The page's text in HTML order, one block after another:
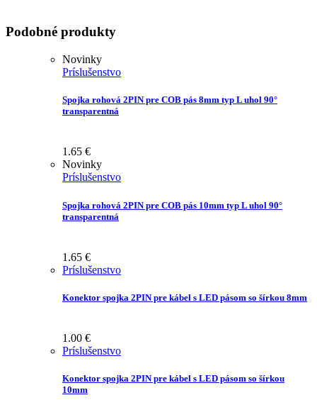
Podobné produkty
Novinky
Príslušenstvo
Spojka rohová 2PIN pre COB pás 8mm typ L uhol 90°
transparentná
1.65 €
Novinky
Príslušenstvo
Spojka rohová 2PIN pre COB pás 10mm typ L uhol 90°
transparentná
1.65 €
Príslušenstvo
Konektor spojka 2PIN pre kábel s LED pásom so šírkou 8mm
1.00 €
Príslušenstvo
Konektor spojka 2PIN pre kábel s LED pásom so šírkou
10mm